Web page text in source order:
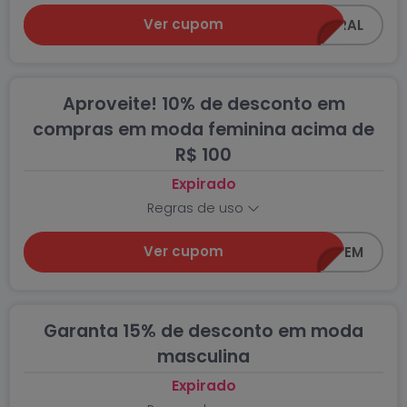
Ver cupom Z0618-GERAL
Aproveite! 10% de desconto em
compras em moda feminina acima de
R$ 100
Expirado
Regras de uso
Ver cupom Z0618-FEM
Garanta 15% de desconto em moda
masculina
Expirado